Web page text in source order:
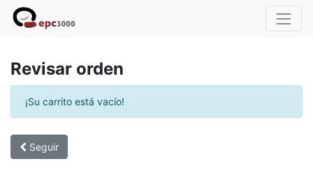
Revisar orden
¡Su carrito está vacío!
Seguir